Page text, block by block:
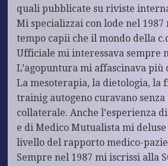
quali pubblicate su riviste
Mi specializzai con lode nel 1987
tempo capii che il mondo della
Ufficiale mi interessava sempre
L’agopuntura mi affascinava
La mesoterapia, la dietologia, la
trainig autogeno curavano
collaterale. Anche l’esperienza
e di Medico Mutualista mi
livello del rapporto medico-
Sempre nel 1987 mi iscrissi alla